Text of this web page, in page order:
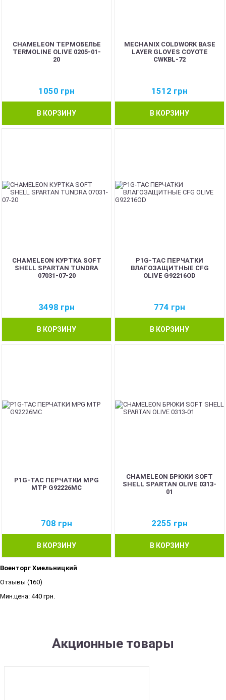
CHAMELEON ТЕРМОБЕЛЬЕ
TERMOLINE OLIVE 0205-01-
20
1050 грн
В КОРЗИНУ
MECHANIX COLDWORK BASE
LAYER GLOVES COYOTE
CWKBL-72
1512 грн
В КОРЗИНУ
CHAMELEON КУРТКА SOFT
SHELL SPARTAN TUNDRA
07031-07-20
3498 грн
В КОРЗИНУ
P1G-TAC ПЕРЧАТКИ
ВЛАГОЗАЩИТНЫЕ CFG
OLIVE G92216OD
774 грн
В КОРЗИНУ
P1G-TAC ПЕРЧАТКИ MPG
MTP G92226MC
708 грн
В КОРЗИНУ
CHAMELEON БРЮКИ SOFT
SHELL SPARTAN OLIVE 0313-
01
2255 грн
В КОРЗИНУ
Военторг Хмельницкий
Отзывы (160)
Мин.цена: 440 грн.
Акционные товары